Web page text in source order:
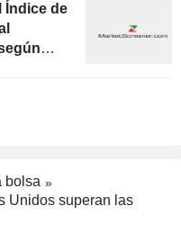
Índice de
bolsa
Unidos superan las